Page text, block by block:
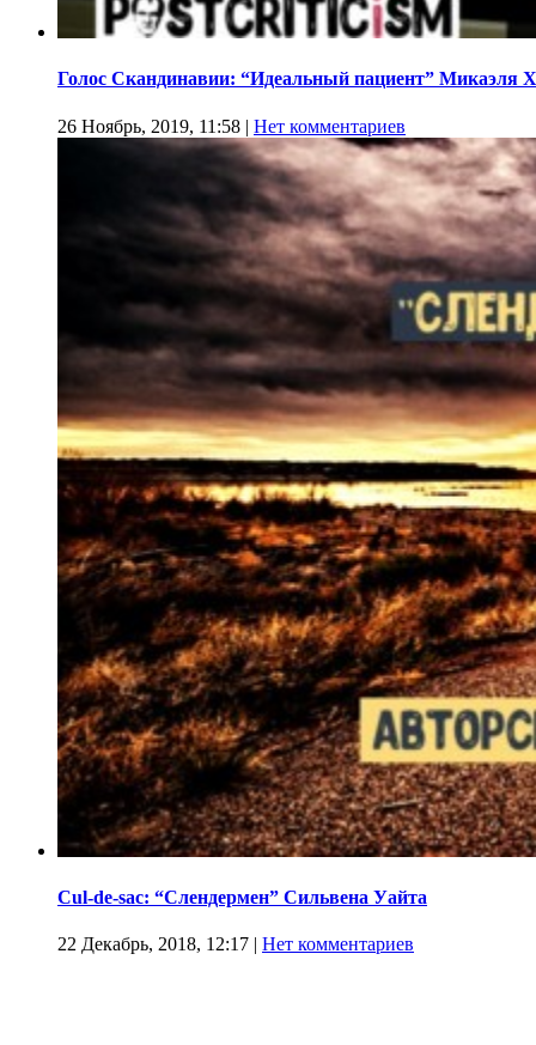
Голос Скандинавии: “Идеальный пациент” Микаэля
26 Ноябрь, 2019, 11:58 | Нет комментариев
Cul-de-sac: “Слендермен” Сильвена Уайта
22 Декабрь, 2018, 12:17 | Нет комментариев